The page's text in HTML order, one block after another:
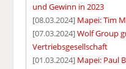
und Gewinn in 2023
[08.03.2024] Mapei: Tim
[07.03.2024]Wolf Group
Vertriebsgesellschaft
[01.03.2024] Mapei: Paul